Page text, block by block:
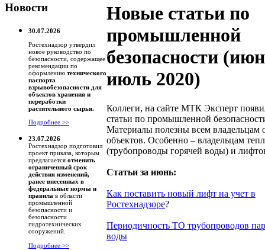
Новости
30.07.2026
Ростехнадзор утвердил
новое руководство по
безопасности, содержащее
рекомендации по
оформлению технического
паспорта
взрывобезопасности для
объектов хранения и
переработки
растительного сырья.
Подробнее >>
23.07.2026
Ростехнадзор подготовил
проект приказа, которым
предлагается отменить
ограниченный срок
действия изменений,
ранее внесенных в
федеральные нормы и
правила в области
промышленной
безопасности и
безопасности
гидротехнических
сооружений.
Подробнее >>
Новые статьи по
промышленной
безопасности
июль 2020)
Коллеги, на сайте МТК Эксперт
статьи по промышленной
Материалы полезны всем владельцам
объектов. Особенно – владельцам
(трубопроводы горячей воды) и
Статьи за июнь:
Как поставить новый лифт на учет в
Ростехнадзоре?
Периодичность ТО трубопроводов
воды